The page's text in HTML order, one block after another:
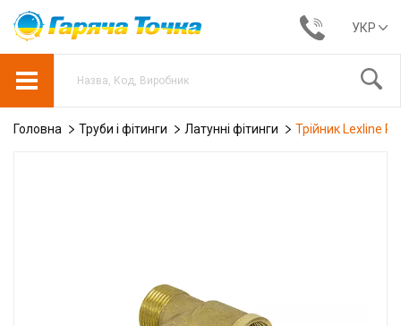
УКР
Головна Труби і фітинги Латунні фітинги Трійник Lexline